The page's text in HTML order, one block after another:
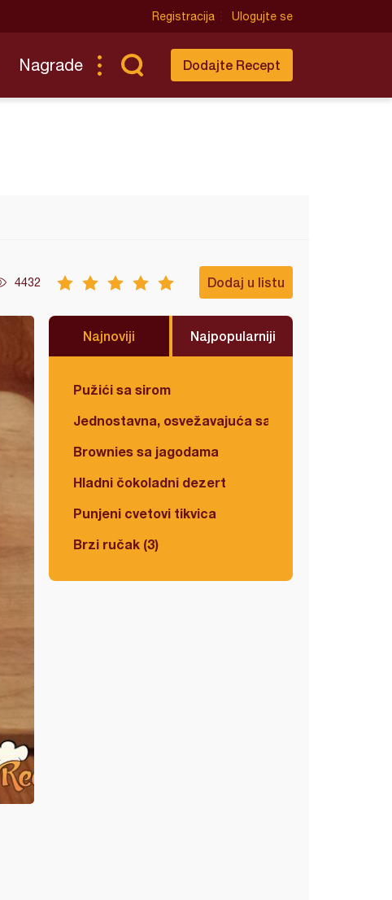
Registracija Ulogujte se
Nagrade Dodajte Recept
4432 Dodaj u listu
Najnoviji Najpopularniji
Pužići sa sirom
Jednostavna, osvežavajuća salata
Brownies sa jagodama
Hladni čokoladni dezert
Punjeni cvetovi tikvica
Brzi ručak (3)